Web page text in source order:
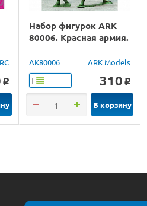
o
Набор фигурок ARK
80006. Красная армия.
AK80006 ARK Models
Т 310 o
В корзину